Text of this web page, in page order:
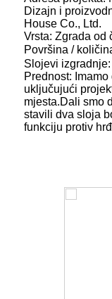
Dizajn i
House Co., Ltd.
Vrsta: Zgrada od
Površina /
Slojevi
Prednost:
uključujući
mjesta.Dali smo
stavili dva sloja
funkciju protiv